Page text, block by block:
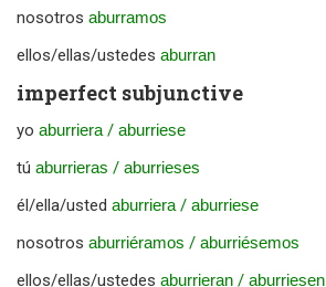
nosotros aburramos
ellos/ellas/ustedes aburran
imperfect subjunctive
yo aburriera/ aburriese
tú aburrieras / aburrieses
él/ella/usted aburriera/ aburriese
nosotros aburriéramos / aburriésemos
ellos/ellas/ustedes aburrieran / aburriesen